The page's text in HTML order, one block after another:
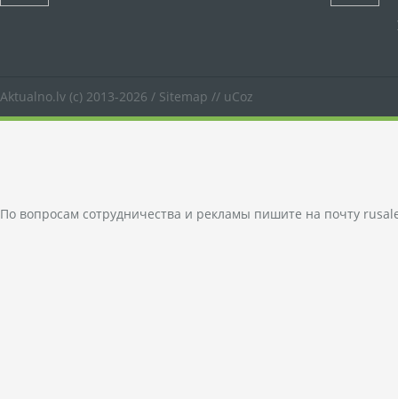
Aktualno.lv (c) 2013-2026 / Sitemap // uCoz
По вопросам сотрудничества и рекламы пишите на почту